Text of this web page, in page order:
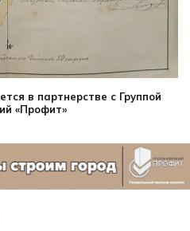
в партнерстве с Группой
«Профит»